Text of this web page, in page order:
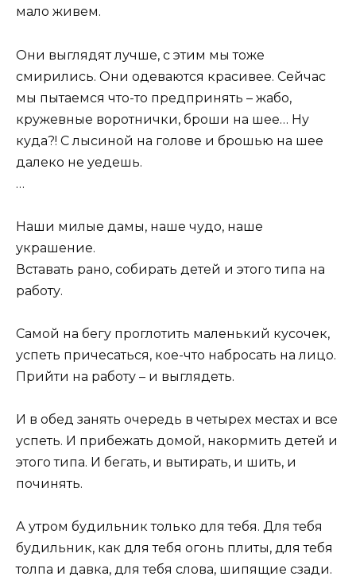
мало живем.
Они выглядят лучше, с этим мы тоже
смирились. Они одеваются красивее. Сейчас
мы пытаемся что-то предпринять – жабо,
кружевные воротнички, броши на шее… Ну
куда?! С лысиной на голове и брошью на шее
далеко не уедешь.
…
Наши милые дамы, наше чудо, наше
украшение.
Вставать рано, собирать детей и этого типа на
работу.
Самой на бегу проглотить маленький кусочек,
успеть причесаться, кое-что набросать на лицо.
Прийти на работу – и выглядеть.
И в обед занять очередь в четырех местах и все
успеть. И прибежать домой, накормить детей и
этого типа. И бегать, и вытирать, и шить, и
починять.
А утром будильник только для тебя. Для тебя
будильник, как для тебя огонь плиты, для тебя
толпа и давка, для тебя слова, шипящие сзади.